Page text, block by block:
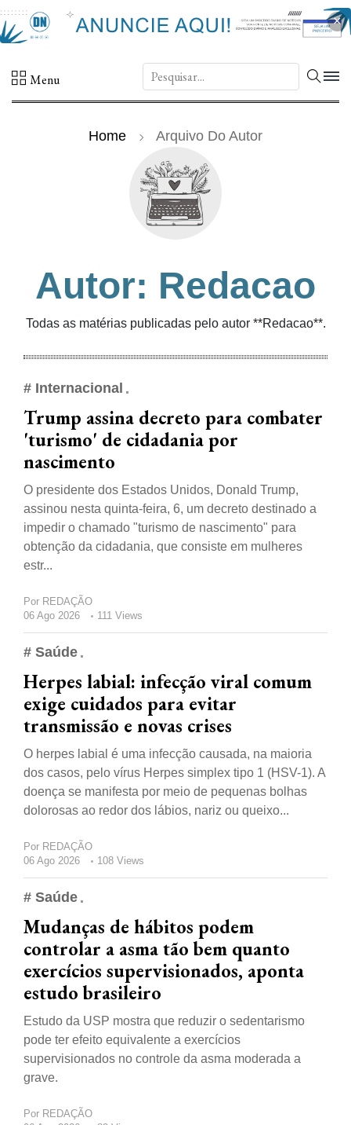
×
Menu DN.
Home Arquivo Do Autor
Autor: Redacao
Todas as matérias publicadas pelo autor **Redacao**.
# Internacional
Trump assina decreto para combater
'turismo' de cidadania por
nascimento
O presidente dos Estados Unidos, Donald Trump,
assinou nesta quinta-feira, 6, um decreto destinado a
impedir o chamado "turismo de nascimento" para
obtenção da cidadania, que consiste em mulheres
estr...
Por REDAÇÃO
06 Ago 2026
111 Views
# Saúde
Herpes labial: infecção viral comum
exige cuidados para evitar
transmissão e novas crises
O herpes labial é uma infecção causada, na maioria
dos casos, pelo vírus Herpes simplex tipo 1 (HSV-1). A
doença se manifesta por meio de pequenas bolhas
dolorosas ao redor dos lábios, nariz ou queixo...
Por REDAÇÃO
06 Ago 2026
108 Views
# Saúde
Mudanças de hábitos podem
controlar a asma tão bem quanto
exercícios supervisionados, aponta
estudo brasileiro
Estudo da USP mostra que reduzir o sedentarismo
pode ter efeito equivalente a exercícios
supervisionados no controle da asma moderada a
grave.
Por REDAÇÃO